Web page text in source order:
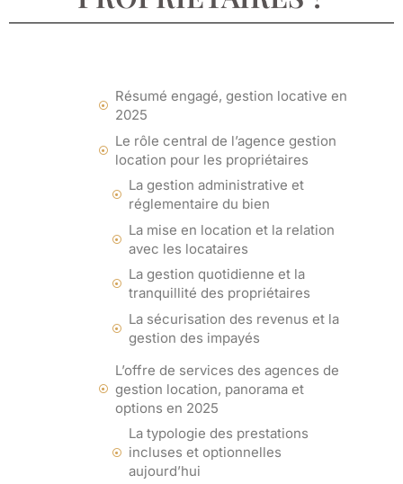
Résumé engagé, gestion locative en
2025
Le rôle central de l’agence gestion
location pour les propriétaires
La gestion administrative et
réglementaire du bien
La mise en location et la relation
avec les locataires
La gestion quotidienne et la
tranquillité des propriétaires
La sécurisation des revenus et la
gestion des impayés
L’offre de services des agences de
gestion location, panorama et
options en 2025
La typologie des prestations
incluses et optionnelles
aujourd’hui